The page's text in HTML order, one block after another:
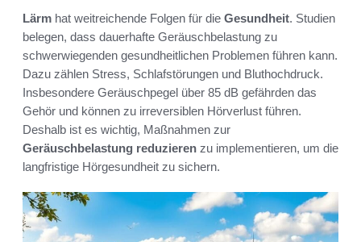
Lärm hat weitreichende Folgen für die Gesundheit. Studien
belegen, dass dauerhafte Geräuschbelastung zu
schwerwiegenden gesundheitlichen Problemen führen kann.
Dazu zählen Stress, Schlafstörungen und Bluthochdruck.
Insbesondere Geräuschpegel über 85 dB gefährden das
Gehör und können zu irreversiblen Hörverlust führen.
Deshalb ist es wichtig, Maßnahmen zur
Geräuschbelastung reduzieren zu implementieren, um die
langfristige Hörgesundheit zu sichern.